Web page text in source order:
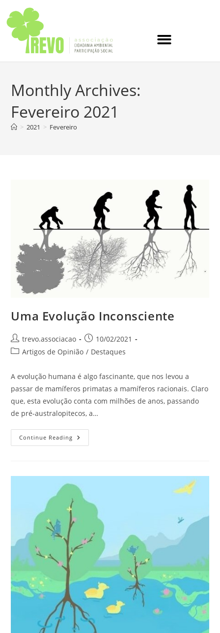
Monthly Archives:
Fevereiro 2021
> 2021 > Fevereiro
Uma Evolução Inconsciente
trevo.associacao
10/02/2021
Artigos de Opinião / Destaques
A evolução humana é algo fascinante, que nos levou a
passar de mamíferos primatas a mamíferos racionais. Claro
que, esta evolução conta com milhões de anos, passando
de pré-australopitecos, a…
Continue Reading